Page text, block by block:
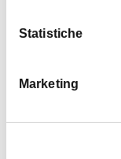
Statistiche
Marketing
Bologna